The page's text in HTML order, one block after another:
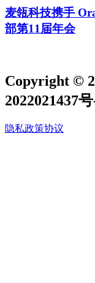
麦瓴科技携手
部第11届年会
Copyright ©
2022021437
隐私政策协议